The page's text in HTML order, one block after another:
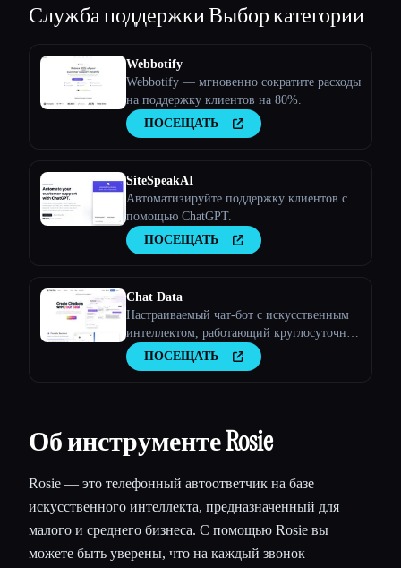
Служба поддержкиВыбор категории
Webbotify
Webbotify — мгновенно сократите расходы
на поддержку клиентов на 80%.
ПОСЕЩАТЬ
SiteSpeakAI
Автоматизируйте поддержку клиентов с
помощью ChatGPT.
ПОСЕЩАТЬ
Chat Data
Настраиваемый чат-бот с искусственным
интеллектом, работающий круглосуточно
и без выходных
ПОСЕЩАТЬ
Об инструменте Rosie
Rosie — это телефонный автоответчик на базе
искусственного интеллекта, предназначенный для
малого и среднего бизнеса. С помощью Rosie вы
можете быть уверены, что на каждый звонок